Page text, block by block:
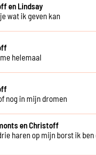
en Lindsay
wat ik geven kan
helemaal
nog in mijn dromen
en Christoff
haren op mijn borst ik ben